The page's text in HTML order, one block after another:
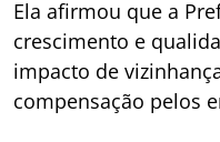
Ela afirmou que a
crescimento e
impacto de
compensação pelos